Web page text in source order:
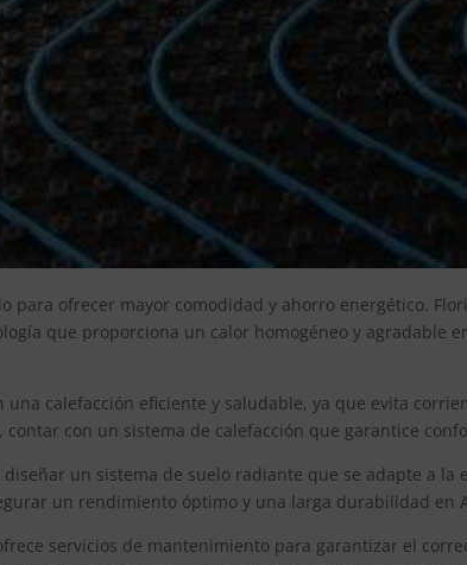
para ofrecer mayor comodidad y ahorro energético.
que proporciona un calor homogéneo y agradable
calefacción eficiente y saludable, ya que evita
con un sistema de calefacción que garantice
un sistema de suelo radiante que se adapte a
un rendimiento óptimo y una larga durabilidad en
servicios de mantenimiento para garantizar el